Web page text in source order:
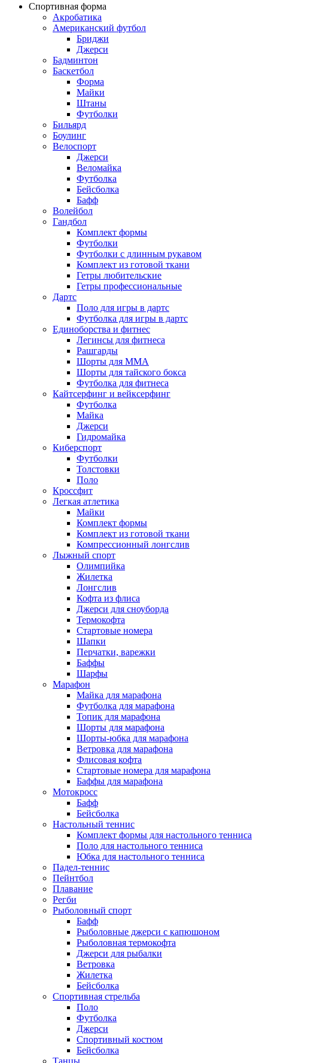
Спортивная форма
Акробатика
Американский футбол
Бриджи
Джерси
Бадминтон
Баскетбол
Форма
Майки
Штаны
Футболки
Бильярд
Боулинг
Велоспорт
Джерси
Веломайка
Футболка
Бейсболка
Бафф
Волейбол
Гандбол
Комплект формы
Футболки
Футболки с длинным рукавом
Комплект из готовой ткани
Гетры любительские
Гетры профессиональные
Дартс
Поло для игры в дартс
Футболка для игры в дартс
Единоборства и фитнес
Легинсы для фитнеса
Рашгарды
Шорты для MMA
Шорты для тайского бокса
Футболка для фитнеса
Кайтсерфинг и вейксерфинг
Футболка
Майка
Джерси
Гидромайка
Киберспорт
Футболки
Толстовки
Поло
Кроссфит
Легкая атлетика
Майки
Комплект формы
Комплект из готовой ткани
Компрессионный лонгслив
Лыжный спорт
Олимпийка
Жилетка
Лонгслив
Кофта из флиса
Джерси для сноуборда
Термокофта
Стартовые номера
Шапки
Перчатки, варежки
Баффы
Шарфы
Марафон
Майка для марафона
Футболка для марафона
Топик для марафона
Шорты для марафона
Шорты-юбка для марафона
Ветровка для марафона
Флисовая кофта
Стартовые номера для марафона
Баффы для марафона
Мотокросс
Бафф
Бейсболка
Настольный теннис
Комплект формы для настольного тенниса
Поло для настольного тенниса
Юбка для настольного тенниса
Падел-теннис
Пейнтбол
Плавание
Регби
Рыболовный спорт
Бафф
Рыболовные джерси с капюшоном
Рыболовная термокофта
Джерси для рыбалки
Ветровка
Жилетка
Бейсболка
Спортивная стрельба
Поло
Футболка
Джерси
Спортивный костюм
Бейсболка
Танцы